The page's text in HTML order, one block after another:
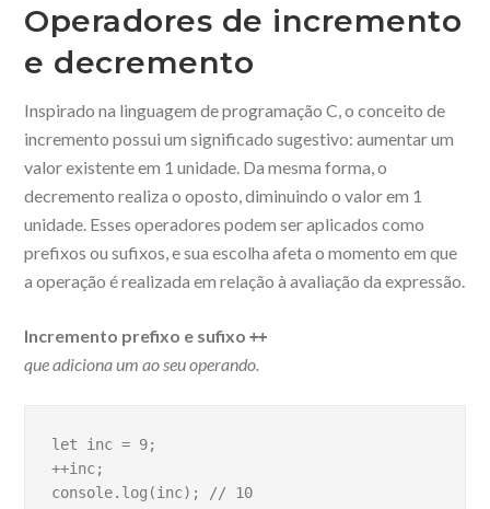
Operadores de incremento
e decremento
Inspirado na linguagem de programação C, o conceito de
incremento possui um significado sugestivo: aumentar um
valor existente em 1 unidade. Da mesma forma, o
decremento realiza o oposto, diminuindo o valor em 1
unidade. Esses operadores podem ser aplicados como
prefixos ou sufixos, e sua escolha afeta o momento em que
a operação é realizada em relação à avaliação da expressão.
Incremento prefixo e sufixo++
que adiciona um ao seu operando.
let inc = 9;
++inc;
console.log(inc); // 10